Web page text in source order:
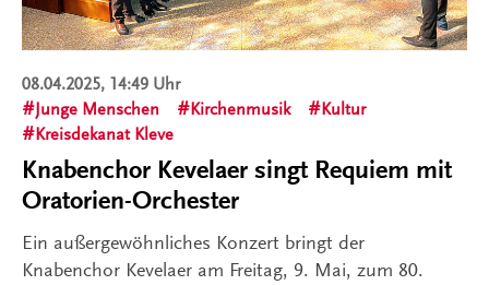
08.04.2025, 14:49 Uhr
Junge Menschen
Kirchenmusik
Kultur
Kreisdekanat Kleve
Knabenchor Kevelaer singt Requiem mit
Oratorien-Orchester
Ein außergewöhnliches Konzert bringt der
Knabenchor Kevelaer am Freitag, 9. Mai, zum 80.